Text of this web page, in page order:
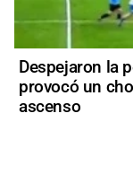
Despejaron la
provocó un
ascenso